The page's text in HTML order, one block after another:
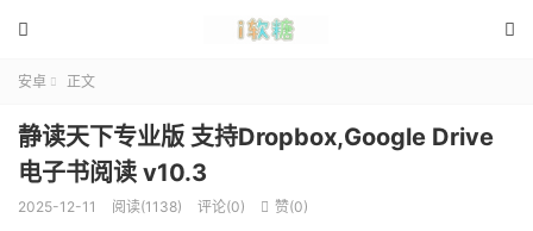


安卓  正文
静读天下专业版 支持Dropbox,Google Drive
电子书阅读 v10.3
2025-12-11 阅读(1138) 评论(0)  赞(0)